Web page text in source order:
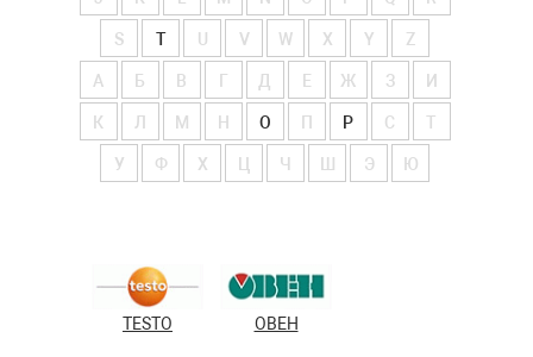
S T V W X Y Z
А Б В Г Д Е Ж З И
К Л М Н О П Р С Т
У Ф Х Ч Э Ю
TESTO ОВЕН